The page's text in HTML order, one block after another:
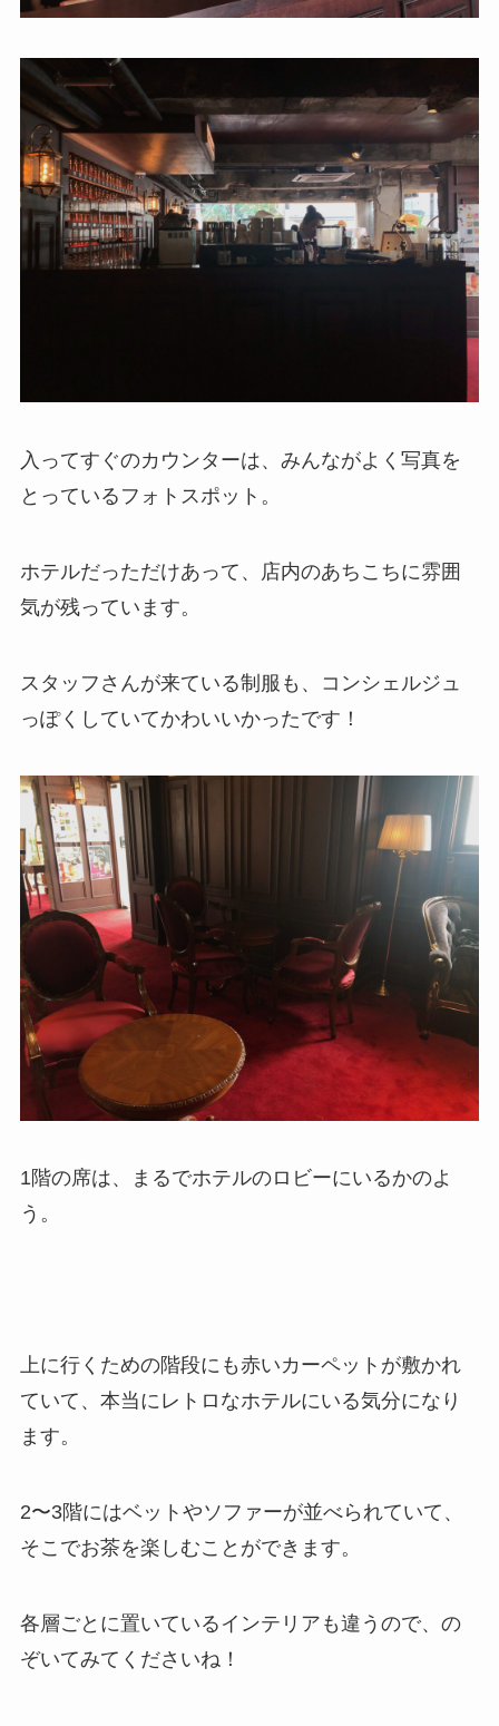
入ってすぐのカウンターは、みんながよく写真を
とっているフォトスポット。
ホテルだっただけあって、店内のあちこちに雰囲
気が残っています。
スタッフさんが来ている制服も、コンシェルジュ
っぽくしていてかわいいかったです！
1階の席は、まるでホテルのロビーにいるかのよ
う。
上に行くための階段にも赤いカーペットが敷かれ
ていて、本当にレトロなホテルにいる気分になり
ます。
2〜3階にはベットやソファーが並べられていて、
そこでお茶を楽しむことができます。
各層ごとに置いているインテリアも違うので、の
ぞいてみてくださいね！